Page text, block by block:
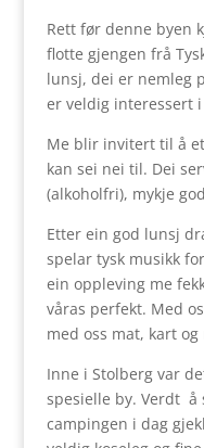
Rett før denne byen
flotte gjengen frå
lunsj, dei er nemleg
er veldig interessert
Me blir invitert til å
kan sei nei til. Dei
(alkoholfri), mykje
Etter ein god lunsj
spelar tysk musikk
ein oppleving me
våras perfekt. Med
med oss mat, kart
Inne i Stolberg var
spesielle by. Verdt å
campingen i dag